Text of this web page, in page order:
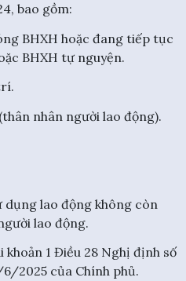
bao gồm:
BHXH hoặc đang tiếp tục
BHXH tự nguyện.
nhân người lao động).
dụng lao động không còn
lao động.
1 Điều 28 Nghị định số
2025 của Chính phủ.